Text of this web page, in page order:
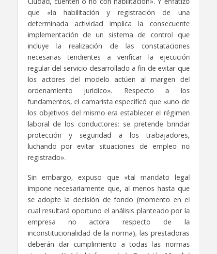
que «la habilitación y registración de una
determinada actividad implica la consecuente
implementación de un sistema de control que
incluye la realización de las constataciones
necesarias tendientes a verificar la ejecución
regular del servicio desarrollado a fin de evitar que
los actores del modelo actúen al margen del
ordenamiento jurídico». Respecto a los
fundamentos, el camarista especificó que «uno de
los objetivos del mismo era establecer el régimen
laboral de los conductores: se pretende brindar
protección y seguridad a los trabajadores,
luchando por evitar situaciones de empleo no
registrado».
Sin embargo, expuso que «tal mandato legal
impone necesariamente que, al menos hasta que
se adopte la decisión de fondo (momento en el
cual resultará oportuno el análisis planteado por la
empresa no actora respecto de la
inconstitucionalidad de la norma), las prestadoras
deberán dar cumplimiento a todas las normas